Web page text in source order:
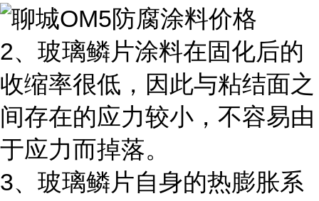
2、玻璃鳞片涂料在固化后的
收缩率很低，因此与粘结面之
间存在的应力较小，不容易由
于应力而掉落。
3、玻璃鳞片自身的热膨胀系